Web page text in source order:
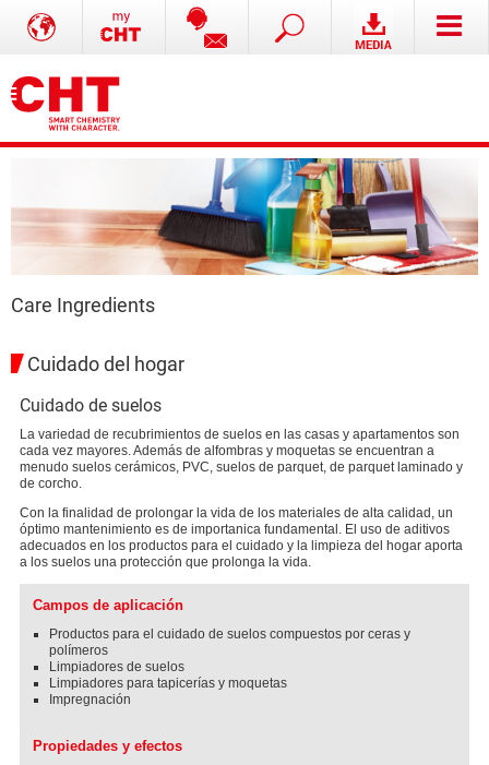
Care Ingredients
Cuidado del hogar
Cuidado de suelos
La variedad de recubrimientos de suelos en las casas y apartamentos son
cada vez mayores. Además de alfombras y moquetas se encuentran a
menudo suelos cerámicos, PVC, suelos de parquet, de parquet laminado y
de corcho.
Con la finalidad de prolongar la vida de los materiales de alta calidad, un
óptimo mantenimiento es de importanica fundamental. El uso de aditivos
adecuados en los productos para el cuidado y la limpieza del hogar aporta
a los suelos una protección que prolonga la vida.
Campos de aplicación
Productos para el cuidado de suelos compuestos por ceras y
polímeros
Limpiadores de suelos
Limpiadores para tapicerías y moquetas
Impregnación
Propiedades y efectos